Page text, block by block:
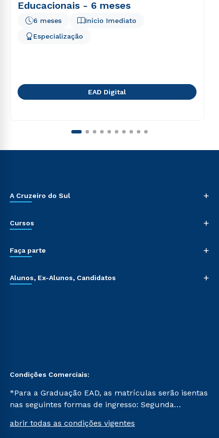
Educacionais - 6 meses
Início Imediato
6 meses
Especialização
EAD Digital
A Cruzeiro do Sul +
Cursos +
Faça parte +
Alunos, Ex-Alunos, Candidatos +
Condições Comerciais:
*Para a Graduação EAD, as matrículas serão isentas
nas seguintes formas de ingresso: Segunda
Já para as demais, a taxa de matrícula será de R$
abrir todas as condições vigentes